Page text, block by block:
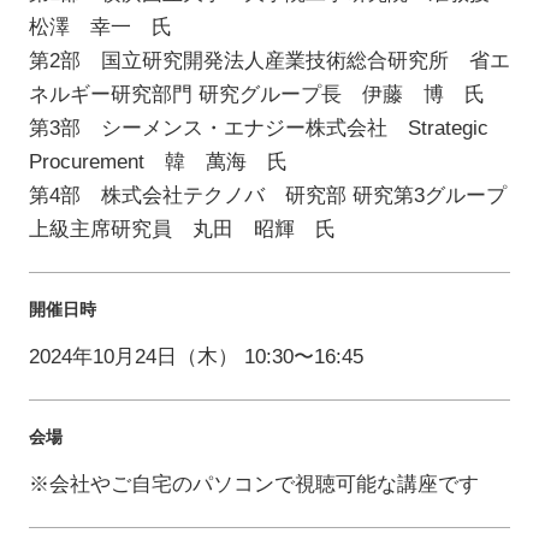
松澤 幸一 氏
第2部 国立研究開発法人産業技術総合研究所 省エ
ネルギー研究部門 研究グループ長 伊藤 博 氏
第3部 シーメンス・エナジー株式会社 Strategic
Procurement 韓 萬海 氏
第4部 株式会社テクノバ 研究部 研究第3グループ
上級主席研究員 丸田 昭輝 氏
開催日時
2024年10月24日（木） 10:30〜16:45
会場
※会社やご自宅のパソコンで視聴可能な講座です